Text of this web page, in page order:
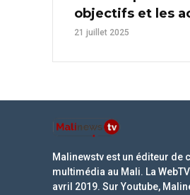
objectifs et les
21 juillet 2025
Malinewstv est un éditeur de
multimédia au Mali. La
avril 2019. Sur Youtube,